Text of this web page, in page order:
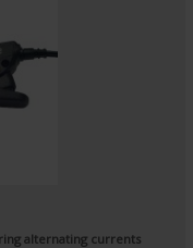
alternating currents